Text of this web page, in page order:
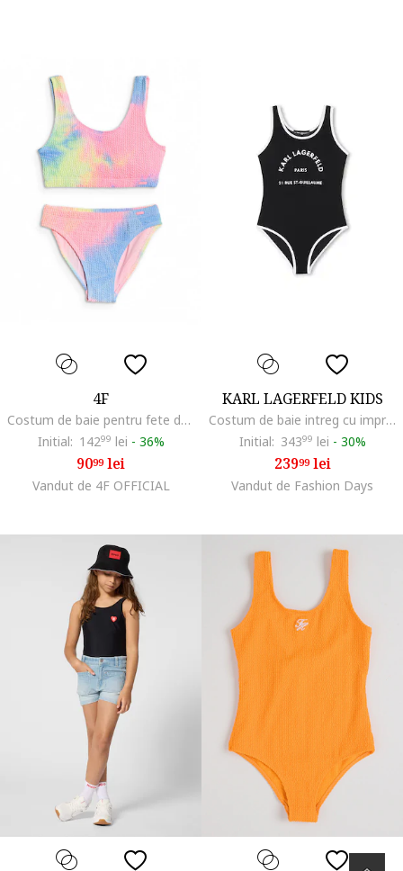
4F
Costum de baie pentru fete doua piese, multicolor, material elastic, uscare rapida
Initial: 14299 lei - 36%
9099lei
Vandut de 4F OFFICIAL
KARL LAGERFELD KIDS
Costum de baie intreg cu imprimeu logo, Negru stins/Alb murdar
Initial: 34399 lei - 30%
23999lei
Vandut de Fashion Days